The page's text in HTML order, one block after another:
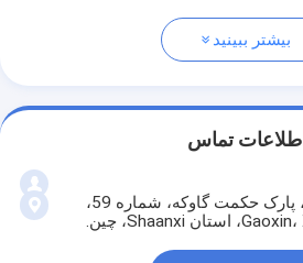
بیشتر ببینید
اطلاعات تماس
طبقه 9، 10، ساختمان A، پارک حکمت گاوکه، شماره 59،